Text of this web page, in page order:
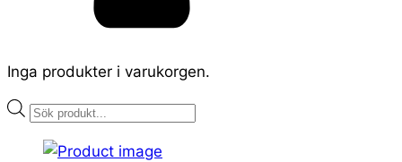
Inga produkter i varukorgen.
Products